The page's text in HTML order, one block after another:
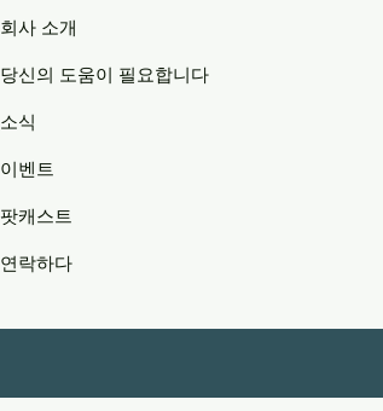
회사 소개
당신의 도움이 필요합니다
소식
이벤트
팟캐스트
연락하다